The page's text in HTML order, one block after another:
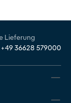
Lieferung
+49 36628 579000